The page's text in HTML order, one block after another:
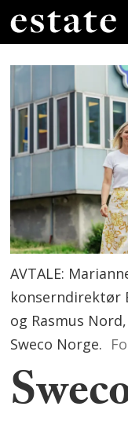
AVTALE:
konserndirektør
og Rasmus
Sweco Norge.